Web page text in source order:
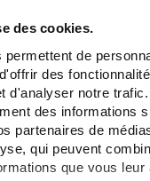
des cookies.
permettent de
des
d'analyser notre
des informations
partenaires de
qui peuvent
que vous leur
ANTI
50ML
B
B COM BIO